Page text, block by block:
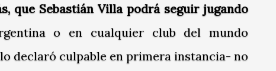
que Sebastián Villa podrá seguir jugando
o en cualquier club del mundo
declaró culpable en primera instancia- no